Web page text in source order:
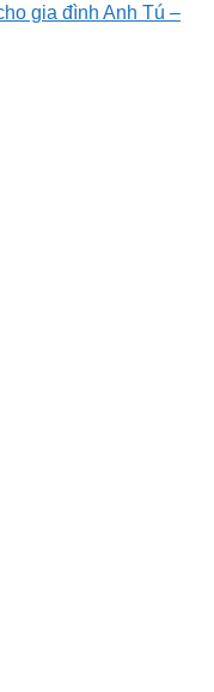
gia đình Anh Tú –